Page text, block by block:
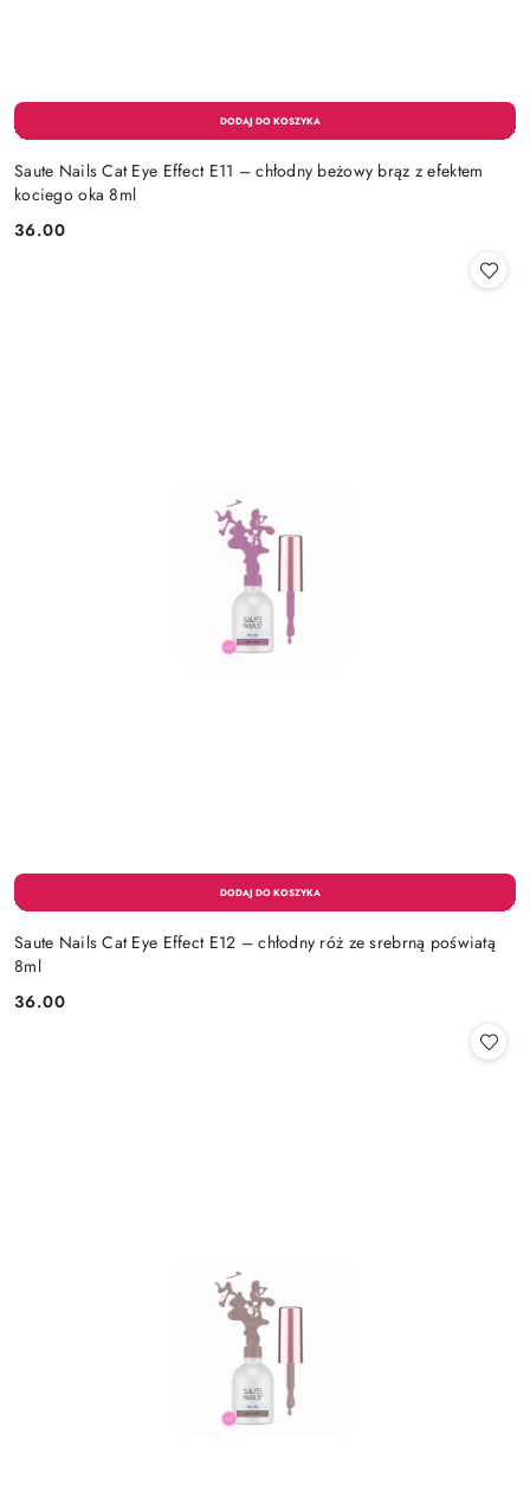
Saute Nails Cat Eye Effect E11 – chłodny beżowy brąz z efektem
kociego oka 8ml
Cena:
36.00
Saute Nails Cat Eye Effect E12 – chłodny róż ze srebrną poświatą
8ml
Cena:
36.00